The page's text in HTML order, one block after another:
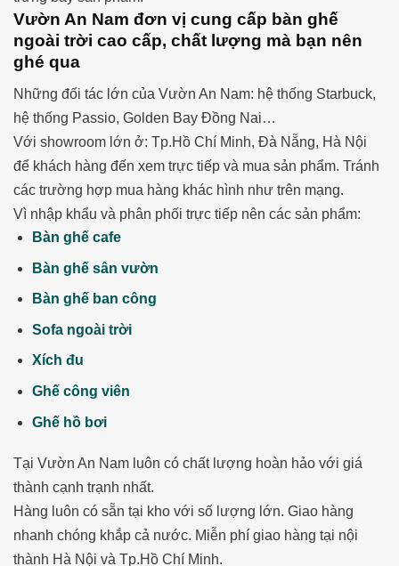
Vườn An Nam đơn vị cung cấp bàn ghế
ngoài trời cao cấp, chất lượng mà bạn nên
ghé qua
Những đối tác lớn của Vườn An Nam: hệ thống Starbuck,
hệ thống Passio, Golden Bay Đồng Nai…
Với showroom lớn ở: Tp.Hồ Chí Minh, Đà Nẵng, Hà Nội
để khách hàng đến xem trực tiếp và mua sản phẩm. Tránh
các trường hợp mua hàng khác hình như trên mạng.
Vì nhập khẩu và phân phối trực tiếp nên các sản phẩm:
Bàn ghế cafe
Bàn ghế sân vườn
Bàn ghế ban công
Sofa ngoài trời
Xích đu
Ghế công viên
Ghế hồ bơi
Tại Vườn An Nam luôn có chất lượng hoàn hảo với giá
thành cạnh trạnh nhất.
Hàng luôn có sẵn tại kho với số lượng lớn. Giao hàng
nhanh chóng khắp cả nước. Miễn phí giao hàng tại nội
thành Hà Nội và Tp.Hồ Chí Minh.